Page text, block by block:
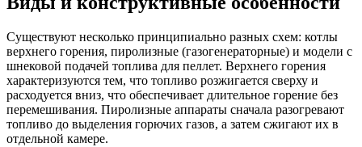
Существуют несколько принципиально разных схем: котлы
верхнего горения, пиролизные (газогенераторные) и модели с
шнековой подачей топлива для пеллет. Верхнего горения
характеризуются тем, что топливо розжигается сверху и
расходуется вниз, что обеспечивает длительное горение без
перемешивания. Пиролизные аппараты сначала разогревают
топливо до выделения горючих газов, а затем сжигают их в
отдельной камере.